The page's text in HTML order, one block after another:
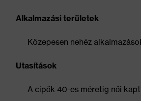
Alkalmazási területek
Közepesen nehéz
Utasítások
A cipők 40-es méretig női